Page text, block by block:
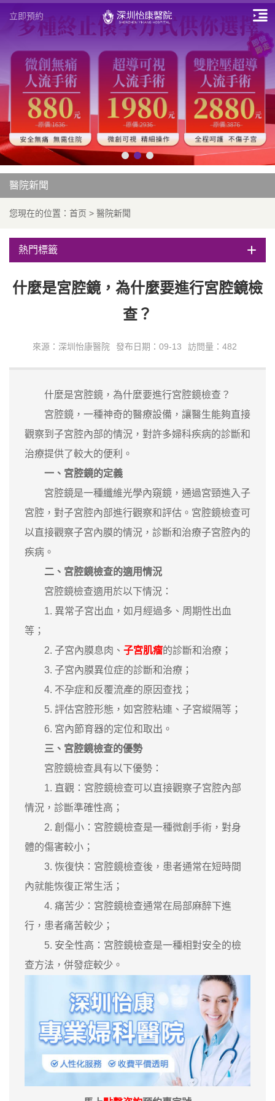
立即預約
醫院新聞
您現在的位置： 首页 > 醫院新聞
熱門標籤
什麼是宮腔鏡，為什麼要進行宮腔鏡檢
查？
來源：深圳怡康醫院 發布日期：09-13 訪問量：482
什麼是宮腔鏡，為什麼要進行宮腔鏡檢查？
宮腔鏡，一種神奇的醫療設備，讓醫生能夠直接
觀察到子宮腔內部的情況，對許多婦科疾病的診斷和
治療提供了較大的便利。
一、宮腔鏡的定義
宮腔鏡是一種纖維光學內窺鏡，通過宮頸進入子
宮腔，對子宮腔內部進行觀察和評估。宮腔鏡檢查可
以直接觀察子宮內膜的情況，診斷和治療子宮腔內的
疾病。
二、宮腔鏡檢查的適用情況
宮腔鏡檢查適用於以下情況：
1. 異常子宮出血，如月經過多、周期性出血
等；
2. 子宮內膜息肉、 子宮肌瘤的診斷和治療；
3. 子宮內膜異位症的診斷和治療；
4. 不孕症和反覆流產的原因查找；
5. 評估宮腔形態，如宮腔粘連、子宮縱隔等；
6. 宮內節育器的定位和取出。
三、宮腔鏡檢查的優勢
宮腔鏡檢查具有以下優勢：
1. 直觀：宮腔鏡檢查可以直接觀察子宮腔內部
情況，診斷準確性高；
2. 創傷小：宮腔鏡檢查是一種微創手術，對身
體的傷害較小；
3. 恢復快：宮腔鏡檢查後，患者通常在短時間
內就能恢復正常生活；
4. 痛苦少：宮腔鏡檢查通常在局部麻醉下進
行，患者痛苦較少；
5. 安全性高：宮腔鏡檢查是一種相對安全的檢
查方法，併發症較少。